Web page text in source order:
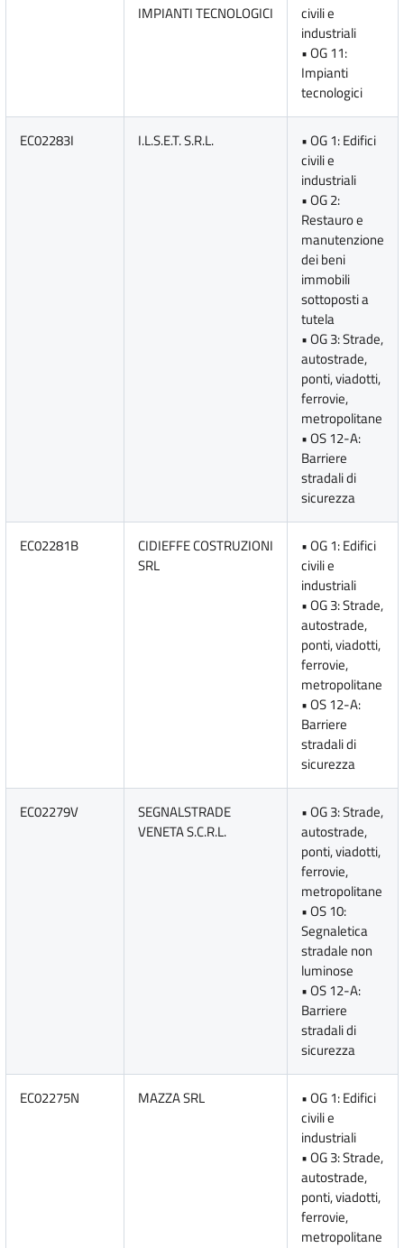
IMPIANTI TECNOLOGICI
civili e
industriali
• OG 11:
Impianti
tecnologici
EC02283I I.L.S.E.T. S.R.L.
• OG 1: Edifici
civili e
industriali
• OG 2:
Restauro e
manutenzione
dei beni
immobili
sottoposti a
tutela
• OG 3: Strade,
autostrade,
ponti, viadotti,
ferrovie,
metropolitane
• OS 12-A:
Barriere
stradali di
sicurezza
EC02281B
CIDIEFFE COSTRUZIONI
SRL
• OG 1: Edifici
civili e
industriali
• OG 3: Strade,
autostrade,
ponti, viadotti,
ferrovie,
metropolitane
• OS 12-A:
Barriere
stradali di
sicurezza
EC02279V
SEGNALSTRADE
VENETA S.C.R.L.
• OG 3: Strade,
autostrade,
ponti, viadotti,
ferrovie,
metropolitane
• OS 10:
Segnaletica
stradale non
luminose
• OS 12-A:
Barriere
stradali di
sicurezza
EC02275N MAZZA SRL
• OG 1: Edifici
civili e
industriali
• OG 3: Strade,
autostrade,
ponti, viadotti,
ferrovie,
metropolitane